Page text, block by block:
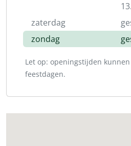
zaterdag
zondag
Let op: openingstijden
feestdagen.